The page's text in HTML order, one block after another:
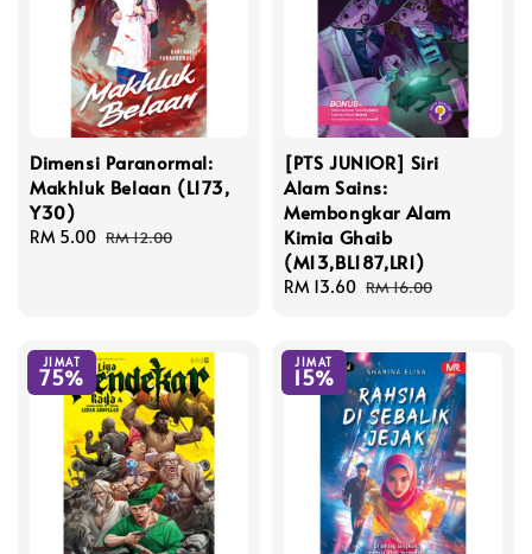
Dimensi Paranormal:
Makhluk Belaan (L173,
Y30)
Sale
RM 5.00 Regular
RM 12.00
[PTS JUNIOR] Siri
Alam Sains:
Membongkar Alam
Kimia Ghaib
(M13,BL187,LR1)
Sale
RM 13.60 Regular
RM 16.00
JIMAT
75%
JIMAT
15%